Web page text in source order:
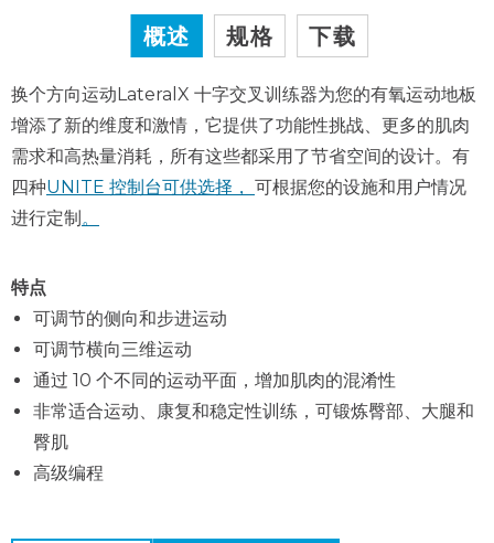
概述 规格 下载
换个方向运动LateralX 十字交叉训练器为您的有氧运动地板
增添了新的维度和激情，它提供了功能性挑战、更多的肌肉
需求和高热量消耗，所有这些都采用了节省空间的设计。有
四种UNITE 控制台可供选择， 可根据您的设施和用户情况
进行定制。
特点
可调节的侧向和步进运动
可调节横向三维运动
通过 10 个不同的运动平面，增加肌肉的混淆性
非常适合运动、康复和稳定性训练，可锻炼臀部、大腿和
臀肌
高级编程